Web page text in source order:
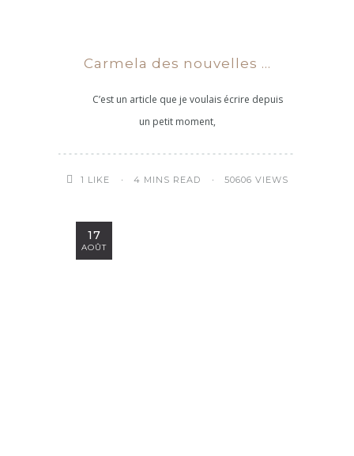
Carmela des nouvelles …
C’est un article que je voulais écrire depuis
un petit moment,
1 LIKE 4 MINS READ 50606 VIEWS
17
AOÛT